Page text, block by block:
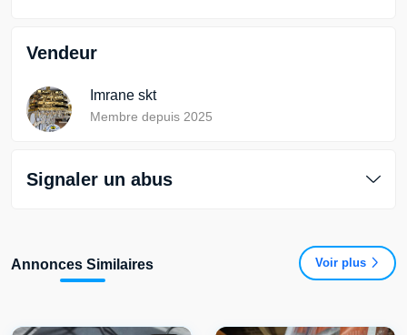
Vendeur
Imrane skt
Membre depuis 2025
Signaler un abus
Annonces Similaires Voir plus